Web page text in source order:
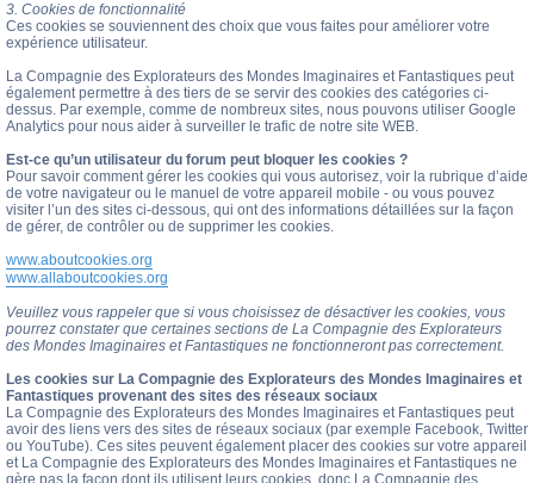
3. Cookies de fonctionnalité
Ces cookies se souviennent des choix que vous faites pour améliorer votre
expérience utilisateur.
La Compagnie des Explorateurs des Mondes Imaginaires et Fantastiques peut
également permettre à des tiers de se servir des cookies des catégories ci-
dessus. Par exemple, comme de nombreux sites, nous pouvons utiliser Google
Analytics pour nous aider à surveiller le trafic de notre site WEB.
Est-ce qu’un utilisateur du forum peut bloquer les cookies ?
Pour savoir comment gérer les cookies qui vous autorisez, voir la rubrique d’aide
de votre navigateur ou le manuel de votre appareil mobile - ou vous pouvez
visiter l’un des sites ci-dessous, qui ont des informations détaillées sur la façon
de gérer, de contrôler ou de supprimer les cookies.
www.aboutcookies.org
www.allaboutcookies.org
Veuillez vous rappeler que si vous choisissez de désactiver les cookies, vous
pourrez constater que certaines sections de La Compagnie des Explorateurs
des Mondes Imaginaires et Fantastiques ne fonctionneront pas correctement.
Les cookies sur La Compagnie des Explorateurs des Mondes Imaginaires et
Fantastiques provenant des sites des réseaux sociaux
La Compagnie des Explorateurs des Mondes Imaginaires et Fantastiques peut
avoir des liens vers des sites de réseaux sociaux (par exemple Facebook, Twitter
ou YouTube). Ces sites peuvent également placer des cookies sur votre appareil
et La Compagnie des Explorateurs des Mondes Imaginaires et Fantastiques ne
gère pas la façon dont ils utilisent leurs cookies, donc La Compagnie des